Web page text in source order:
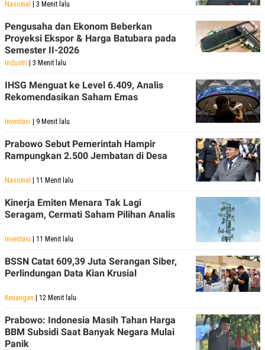
Nasional | 3 Menit lalu
Pengusaha dan Ekonom Beberkan
Proyeksi Ekspor & Harga Batubara pada
Semester II-2026
Industri | 3 Menit lalu
IHSG Menguat ke Level 6.409, Analis
Rekomendasikan Saham Emas
Investasi | 9 Menit lalu
Prabowo Sebut Pemerintah Hampir
Rampungkan 2.500 Jembatan di Desa
Nasional | 11 Menit lalu
Kinerja Emiten Menara Tak Lagi
Seragam, Cermati Saham Pilihan Analis
Investasi | 11 Menit lalu
BSSN Catat 609,39 Juta Serangan Siber,
Perlindungan Data Kian Krusial
Keuangan | 12 Menit lalu
Prabowo: Indonesia Masih Tahan Harga
BBM Subsidi Saat Banyak Negara Mulai
Panik